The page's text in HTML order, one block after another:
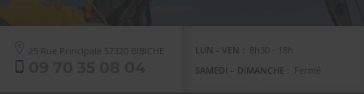
25 Rue Principale 57320 BIBICHE LUN - VEN :
8h30 - 18h
SAMEDI – DIMANCHE : Fermé